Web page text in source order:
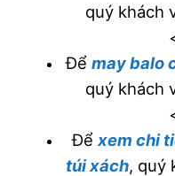
quý khách
Đểmay balo
quý khách
Đểxem chi
túi xách, quý